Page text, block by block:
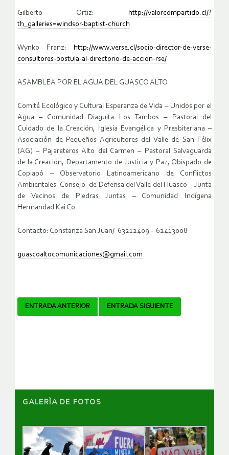
Gilberto Ortiz: http://valorcompartido.cl/?
th_galleries=windsor-baptist-church
Wynko Franz: http://www.verse.cl/socio-director-de-verse-
consultores-postula-al-directorio-de-accion-rse/
ASAMBLEA POR EL AGUA DEL GUASCO ALTO
Comité Ecológico y Cultural Esperanza de Vida – Unidos por el
Agua – Comunidad Diaguita Los Tambos – Pastoral del
Cuidado de la Creación, Iglesia Evangélica y Presbiteriana –
Asociación de Pequeños Agricultores del Valle de San Félix
(AG) – Pajareteros Alto del Carmen – Pastoral Salvaguarda
de la Creación, Departamento de Justicia y Paz, Obispado de
Copiapó – Observatorio Latinoamericano de Conflictos
Ambientales- Consejo de Defensa del Valle del Huasco – Junta
de Vecinos de Piedras Juntas – Comunidad Indígena
Hermandad Kai Co.
Contacto: Constanza San Juan/ 63212409 – 62413008
guascoaltocomunicaciones@gmail.com
Navegador
ENTRADA ANTERIOR ENTRADA SIGUIENTE
GALERÌA DE FOTOS